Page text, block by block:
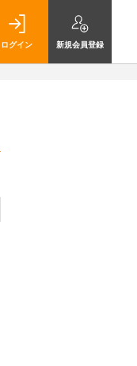
ログイン 新規会員登録